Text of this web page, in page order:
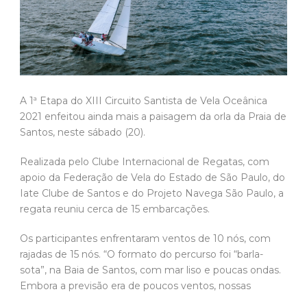
A 1ª Etapa do XIII Circuito Santista de Vela Oceânica
2021 enfeitou ainda mais a paisagem da orla da Praia de
Santos, neste sábado (20).
Realizada pelo Clube Internacional de Regatas, com
apoio da Federação de Vela do Estado de São Paulo, do
Iate Clube de Santos e do Projeto Navega São Paulo, a
regata reuniu cerca de 15 embarcações.
Os participantes enfrentaram ventos de 10 nós, com
rajadas de 15 nós. “O formato do percurso foi “barla-
sota”, na Baia de Santos, com mar liso e poucas ondas.
Embora a previsão era de poucos ventos, nossas